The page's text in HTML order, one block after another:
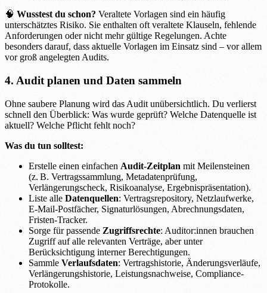
🧠 Wusstest du schon? Veraltete Vorlagen sind ein häufig
unterschätztes Risiko. Sie enthalten oft veraltete Klauseln, fehlende
Anforderungen oder nicht mehr gültige Regelungen. Achte
besonders darauf, dass aktuelle Vorlagen im Einsatz sind – vor allem
vor groß angelegten Audits.
4. Audit planen und Daten sammeln
Ohne saubere Planung wird das Audit unübersichtlich. Du verlierst
schnell den Überblick: Was wurde geprüft? Welche Datenquelle ist
aktuell? Welche Pflicht fehlt noch?
Was du tun solltest:
Erstelle einen einfachen Audit-Zeitplan mit Meilensteinen
(z. B. Vertragssammlung, Metadatenprüfung,
Verlängerungscheck, Risikoanalyse, Ergebnispräsentation).
Liste alle Datenquellen: Vertragsrepository, Netzlaufwerke,
E-Mail-Postfächer, Signaturlösungen, Abrechnungsdaten,
Fristen-Tracker.
Sorge für passende Zugriffsrechte: Auditor:innen brauchen
Zugriff auf alle relevanten Verträge, aber unter
Berücksichtigung interner Berechtigungen.
Sammle Verlaufsdaten: Vertragshistorie, Änderungsverläufe,
Verlängerungshistorie, Leistungsnachweise, Compliance-
Protokolle.